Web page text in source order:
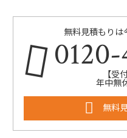
無料見積もりは
【受
年中無
無料